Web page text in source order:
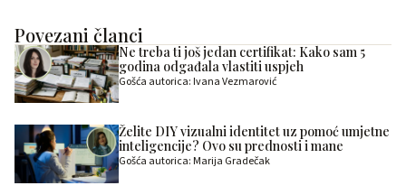
Povezani članci
Ne treba ti još jedan certifikat: Kako sam 5
godina odgađala vlastiti uspjeh
Gošća autorica: Ivana Vezmarović
Želite DIY vizualni identitet uz pomoć umjetne
inteligencije? Ovo su prednosti i mane
Gošća autorica: Marija Gradečak